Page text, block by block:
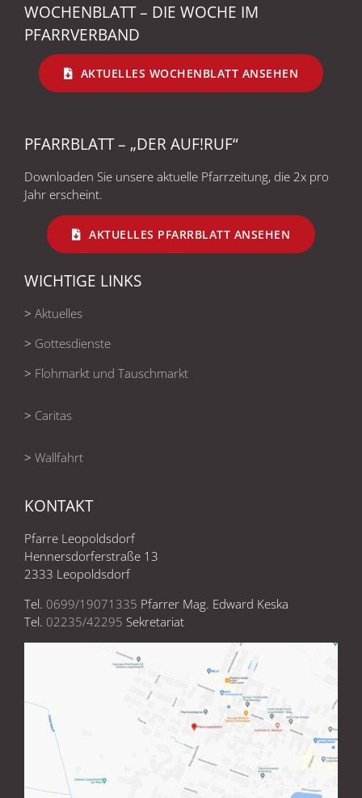
WOCHENBLATT – DIE WOCHE IM
PFARRVERBAND
AKTUELLES WOCHENBLATT ANSEHEN
PFARRBLATT – „DER AUF!RUF“
Downloaden Sie unsere aktuelle Pfarrzeitung, die 2x pro
Jahr erscheint.
AKTUELLES PFARRBLATT ANSEHEN
WICHTIGE LINKS
> Aktuelles
> Gottesdienste
> Flohmarkt und Tauschmarkt
> Caritas
> Wallfahrt
KONTAKT
Pfarre Leopoldsdorf
Hennersdorferstraße 13
2333 Leopoldsdorf
Tel. 0699/19071335 Pfarrer Mag. Edward Keska
Tel. 02235/42295 Sekretariat